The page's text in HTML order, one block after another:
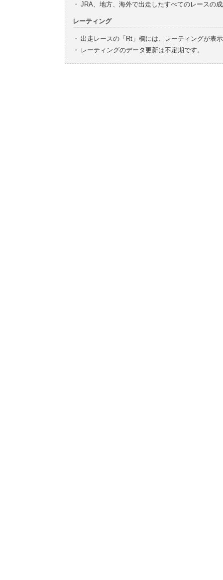
・ JRA、地方、海外で出走したすべてのレースの
レーティング
・ 出走レースの「Rt」欄には、レーティングが表
・
レーティングのデータ更新は不定期です。